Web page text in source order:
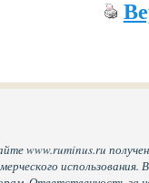
www.ruminus.ru